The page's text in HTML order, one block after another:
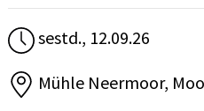
sestd., 12.09.26
Mühle Neermoor,